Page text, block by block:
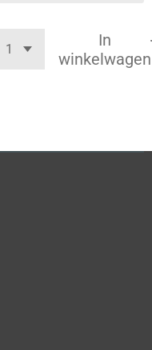
In
winkelwagen